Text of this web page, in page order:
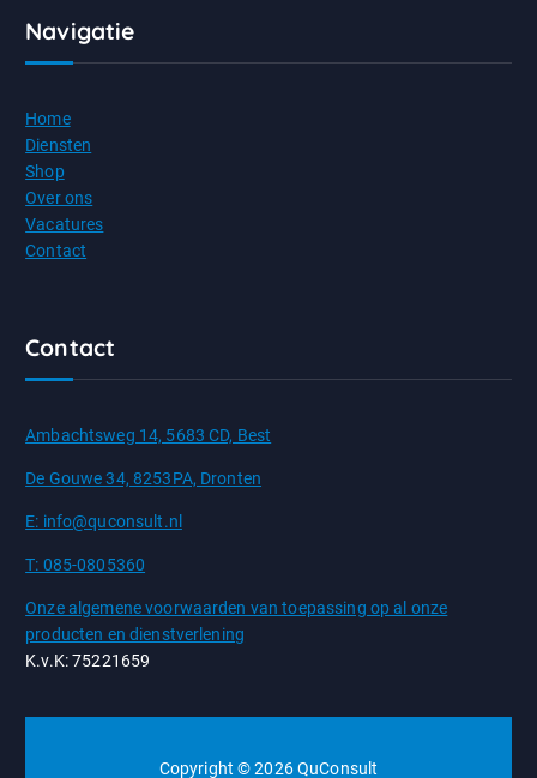
Navigatie
Home
Diensten
Shop
Over ons
Vacatures
Contact
Contact
Ambachtsweg 14, 5683 CD, Best
De Gouwe 34, 8253PA, Dronten
E: info@quconsult.nl
T: 085-0805360
Onze algemene voorwaarden van toepassing op al onze
producten en dienstverlening
K.v.K: 75221659
Copyright © 2026 QuConsult